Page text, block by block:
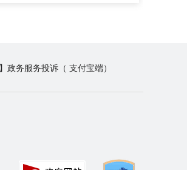
政务服务投诉（ 支付宝端）